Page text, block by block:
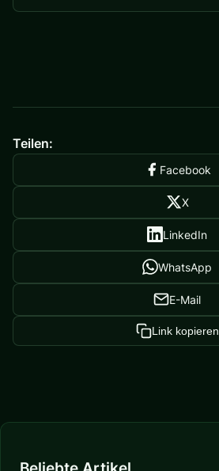
Teilen:
Facebook
X
LinkedIn
WhatsApp
E-Mail
Link kopieren